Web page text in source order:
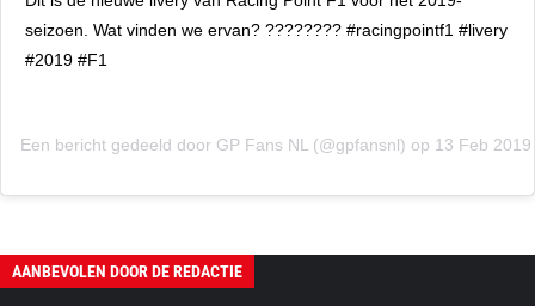
seizoen. Wat vinden we ervan? ???????? #racingpointf1 #livery
#2019 #F1
Een bericht gedeeld door GP Fans NL (@gpfansnl) op 13 Feb
AANBEVOLEN DOOR DE REDACTIE